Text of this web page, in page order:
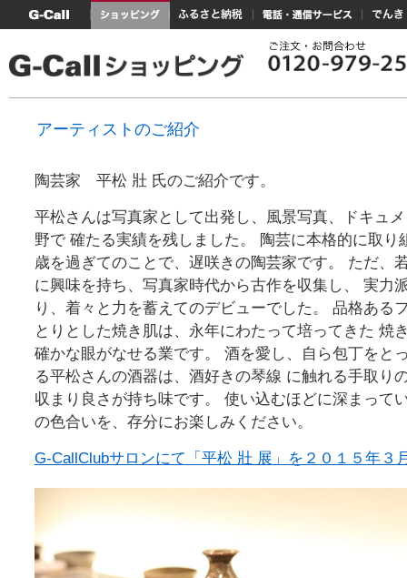
アーティストのご紹介
陶芸家 平松 壯 氏のご紹介です。
平松さんは写真家として出発し、風景写真、ドキュ
野で 確たる実績を残しました。 陶芸に本格的に取り
歳を過ぎてのことで、遅咲きの陶芸家です。 ただ、
に興味を持ち、写真家時代から古作を収集し、 実力
り、着々と力を蓄えてのデビューでした。 品格ある
とりとした焼き肌は、永年にわたって培ってきた 焼
確かな眼がなせる業です。 酒を愛し、自ら包丁をと
る平松さんの酒器は、酒好きの琴線 に触れる手取り
収まり良さが持ち味です。 使い込むほどに深まって
の色合いを、存分にお楽しみください。
G-CallClubサロンにて「平松 壯 展」を２０１５年３